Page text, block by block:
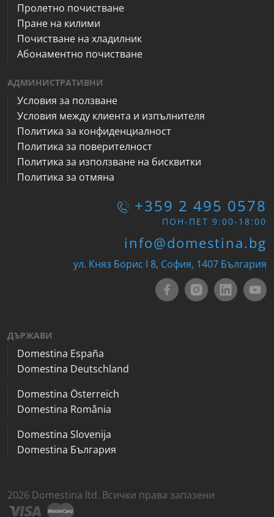
Пролетно почистване
Пране на килими
Почистване на хладилник
Абонаментно почистване
АДМИНИСТРАТИВНИ
Условия за ползване
Условия между клиента и изпълнителя
Политика за конфиденциалност
Политика за поверителност
Политика за използване на бисквитки
Политика за отмяна
+359 2 495 0578
ПОН-ПЕТ 9:00-18:00
info@domestina.bg
ул. Княз Борис I 8, София, 1407 България
ДЪРЖАВИ
Domestina España
Domestina Deutschland
Domestina Österreich
Domestina România
Domestina Slovenija
Domestina България
2026 Domestina ltd. Всички права запазени